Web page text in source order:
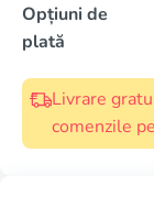
Opțiuni de
plată
Livrare
comenzile